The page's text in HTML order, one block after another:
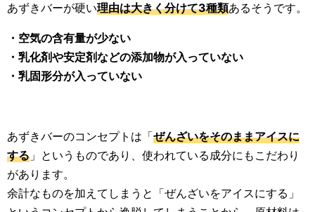
あずきバーが硬い理由は大きく分けて3種類あるそうです。
・空気の含有量が少ない
・乳化剤や安定剤などの添加物が入っていない
・乳固形分が入っていない
あずきバーのコンセプトは「ぜんざいをそのままアイスに
する 」というものであり、使われている成分にもこだわり
があります。
余計なものを加えてしまうと「ぜんざいをアイスにする」